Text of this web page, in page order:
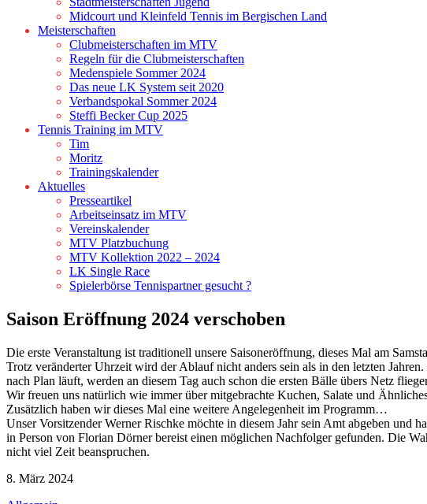
Midcourt und Kleinfeld Tennis im Bergischen Land
Meisterschaften
Clubmeisterschaften im MTV
Regeln für die Clubmeisterschaften
Medenspiele Sommer 2024
Das neue LK System seit 2020
Verbandspokal Sommer 2024
Steffi Becker Cup 2025
Tennis Training im MTV
Tim
Moritz
Trainingskalender
Aktuelles
Presseartikel
Arbeitseinsatz im MTV
Vereinskalender
MTV Platzbuchung
MTV Kollektion 2022 – 2024
LK Single Race
Spielerbörse Tennispartner gesucht ?
Saison Eröffnung 2024 verschoben
Die erste Veranstaltung ist traditionell unsere Saisoneröffnung, dieses Mal am
Trotz veränderter Uhrzeit wird der Ablauf nicht anders sein als in den letzten
nach Plan läuft, werden an diesem Tag auch schon die ersten Bälle übers Netz
Wir freuen uns natürlich wie immer über mitgebrachte Kuchen, Salate und
Zusätzlich haben wir dieses Mal eine weitere Angelegenheit im Programm…
Unser Vorsitzender Werner Rischke möchte in diesem Jahr sein Amt abgeben und
in Person von Florian Dörner bereist einen möglichen Nachfolger gefunden. Die
nicht viel Zeit beanspruchen.
8. März 2024